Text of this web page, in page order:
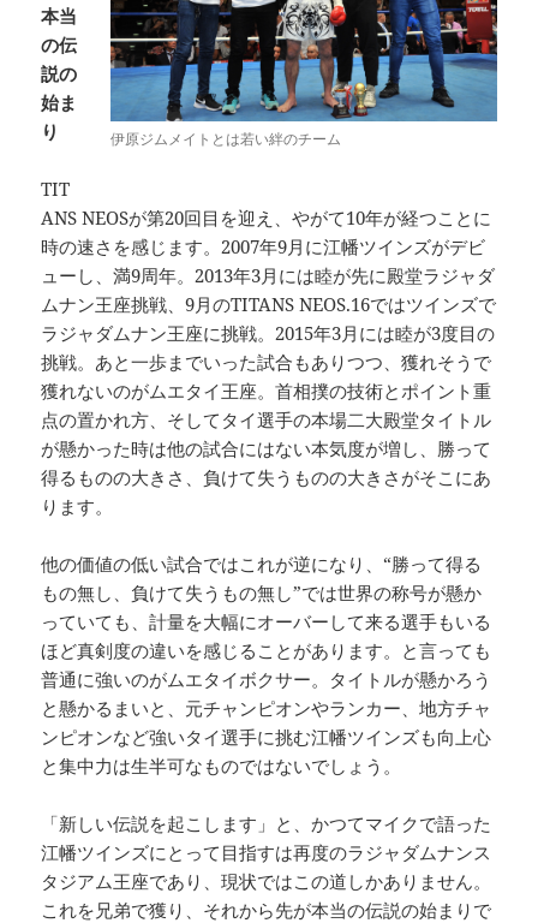
伊原ジムメイトとは若い絆のチーム
本当
の伝
説の
始ま
り
TIT
ANS NEOSが第20回目を迎え、やがて10年が経つことに
時の速さを感じます。2007年9月に江幡ツインズがデビ
ューし、満9周年。2013年3月には睦が先に殿堂ラジャダ
ムナン王座挑戦、9月のTITANS NEOS.16ではツインズで
ラジャダムナン王座に挑戦。2015年3月には睦が3度目の
挑戦。あと一歩までいった試合もありつつ、獲れそうで
獲れないのがムエタイ王座。首相撲の技術とポイント重
点の置かれ方、そしてタイ選手の本場二大殿堂タイトル
が懸かった時は他の試合にはない本気度が増し、勝って
得るものの大きさ、負けて失うものの大きさがそこにあ
ります。
他の価値の低い試合ではこれが逆になり、“勝って得る
もの無し、負けて失うもの無し”では世界の称号が懸か
っていても、計量を大幅にオーバーして来る選手もいる
ほど真剣度の違いを感じることがあります。と言っても
普通に強いのがムエタイボクサー。タイトルが懸かろう
と懸かるまいと、元チャンピオンやランカー、地方チャ
ンピオンなど強いタイ選手に挑む江幡ツインズも向上心
と集中力は生半可なものではないでしょう。
「新しい伝説を起こします」と、かつてマイクで語った
江幡ツインズにとって目指すは再度のラジャダムナンス
タジアム王座であり、現状ではこの道しかありません。
これを兄弟で獲り、それから先が本当の伝説の始まりで